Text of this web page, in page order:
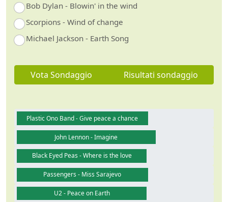
Bob Dylan - Blowin' in the wind
Scorpions - Wind of change
Michael Jackson - Earth Song
Vota Sondaggio Risultati sondaggio
Plastic Ono Band - Give peace a chance
John Lennon - Imagine
Black Eyed Peas - Where is the love
Passengers - Miss Sarajevo
U2 - Peace on Earth